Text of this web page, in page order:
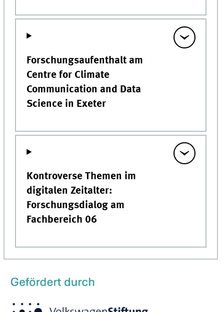
Forschungsaufenthalt am
Centre for Climate
Communication and Data
Science in Exeter
Kontroverse Themen im
digitalen Zeitalter:
Forschungsdialog am
Fachbereich 06